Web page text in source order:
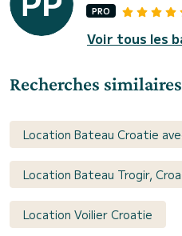
PRO
Voir tous les
Recherches similaires
Location Bateau Croatie
Location Bateau Trogir,
Location Voilier Croatie